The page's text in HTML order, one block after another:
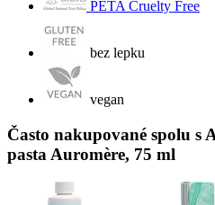
PETA Cruelty Free
bez lepku
vegan
Často nakupované spolu s
pasta Auromère, 75 ml